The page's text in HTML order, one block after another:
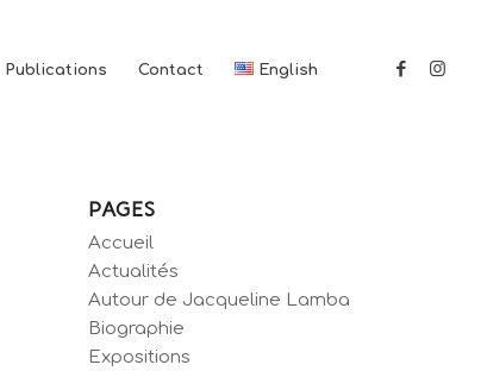
Publications Contact English
PAGES
Accueil
Actualités
Autour de Jacqueline Lamba
Biographie
Expositions